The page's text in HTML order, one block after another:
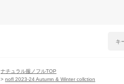
ナチュラル服ノフルTOP
> nofl 2023-24 Autumn & Winter collction